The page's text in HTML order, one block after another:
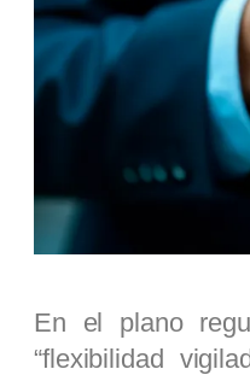
En el plano
“flexibilidad